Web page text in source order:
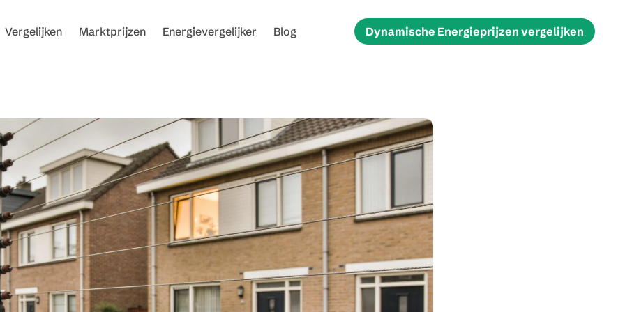
Vergelijken Marktprijzen Energievergelijker Blog Dynamische Energieprijzen vergelijken